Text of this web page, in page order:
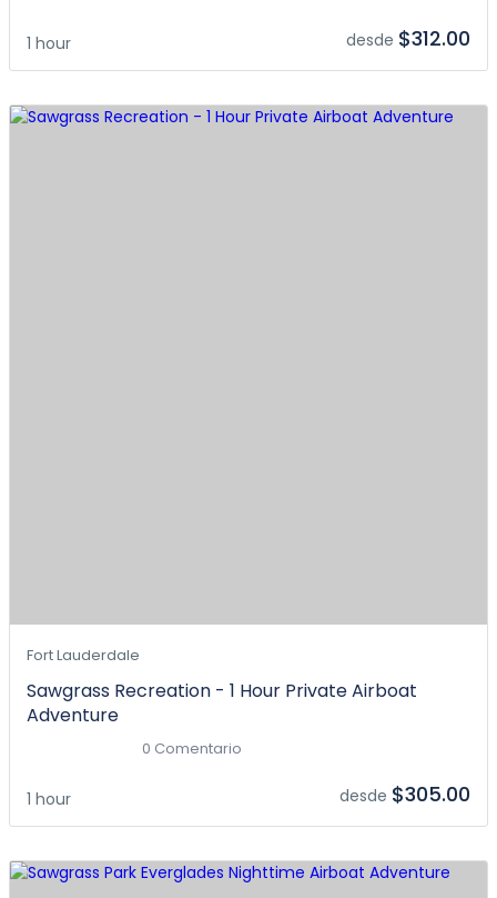
1 hour desde $312.00
Fort Lauderdale
Sawgrass Recreation - 1 Hour Private Airboat
Adventure
0 Comentario
1 hour desde $305.00